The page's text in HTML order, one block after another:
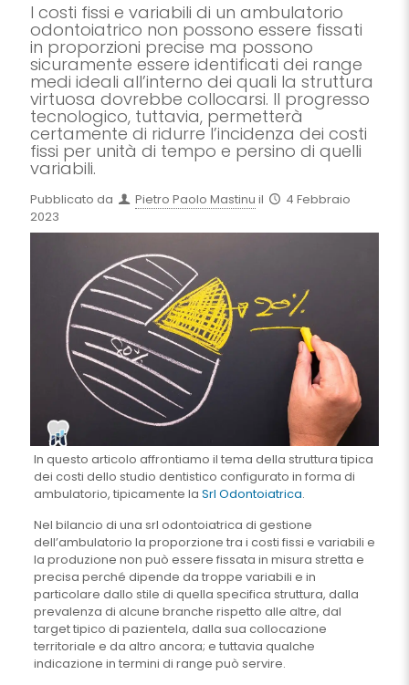
I costi fissi e variabili di un ambulatorio
odontoiatrico non possono essere fissati
in proporzioni precise ma possono
sicuramente essere identificati dei range
medi ideali all’interno dei quali la struttura
virtuosa dovrebbe collocarsi. Il progresso
tecnologico, tuttavia, permetterà
certamente di ridurre l’incidenza dei costi
fissi per unità di tempo e persino di quelli
variabili.
Pubblicato da Pietro Paolo Mastinu il
4 Febbraio
2023
In questo articolo affrontiamo il tema della struttura tipica
dei costi dello studio dentistico configurato in forma di
ambulatorio, tipicamente la Srl Odontoiatrica.
Nel bilancio di una srl odontoiatrica di gestione
dell’ambulatorio la proporzione tra i costi fissi e variabili e
la produzione non può essere fissata in misura stretta e
precisa perché dipende da troppe variabili e in
particolare dallo stile di quella specifica struttura, dalla
prevalenza di alcune branche rispetto alle altre, dal
target tipico di pazientela, dalla sua collocazione
territoriale e da altro ancora; e tuttavia qualche
indicazione in termini di range può servire.